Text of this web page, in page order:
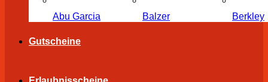
Abu Garcia Balzer Berkley
Gutscheine